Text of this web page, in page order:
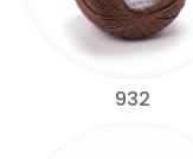
932